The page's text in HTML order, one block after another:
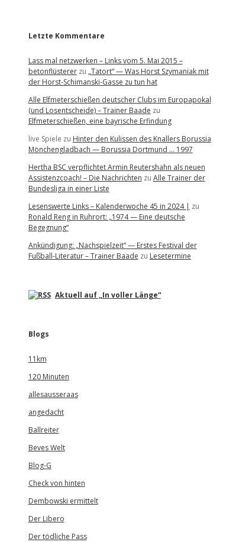
Letzte Kommentare
Lass mal netzwerken – Links vom 5. Mai 2015 –
betonflüstererzu „Tatort“ — Was Horst Szymaniak mit
der Horst-Schimanski-Gasse zu tun hat
Alle Elfmeterschießen deutscher Clubs im Europapokal
(und Losentscheide) – Trainer Baade zu
Elfmeterschießen, eine bayrische Erfindung
live Spiele zu Hinter den Kulissen des Knallers Borussia
Mönchengladbach — Borussia Dortmund … 1997
Hertha BSC verpflichtet Armin Reutershahn als neuen
Assistenzcoach! – Die Nachrichten zu Alle Trainer der
Bundesliga in einer Liste
Lesenswerte Links – Kalenderwoche 45 in 2024 | zu
Ronald Reng in Ruhrort: „1974 — Eine deutsche
Begegnung“
Ankündigung: „Nachspielzeit“ — Erstes Festival der
Fußball-Literatur – Trainer Baade zu Lesetermine
Aktuell auf „In voller Länge“
Blogs
11km
120 Minuten
allesausseraas
angedacht
Ballreiter
Beves Welt
Blog-G
Check von hinten
Dembowski ermittelt
Der Libero
Der tödliche Pass